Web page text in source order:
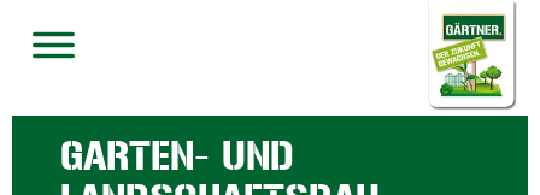
GARTEN- UND